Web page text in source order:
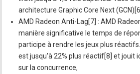
architecture Graphic Core Next
AMD Radeon Anti-Lag[7] : AMD
manière significative le temps de
participe à rendre les jeux plus
est jusqu'à 22% plus réactif[8] et jouit
sur la concurrence,